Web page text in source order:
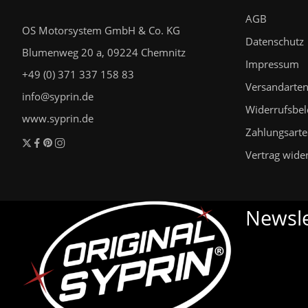
OS Motorsystem GmbH & Co. KG
Blumenweg 20 a, 09224 Chemnitz
+49 (0) 371 337 158 83
info@syprin.de
www.syprin.de
AGB
Datenschutz
Impressum
Versandarten
Vertrag